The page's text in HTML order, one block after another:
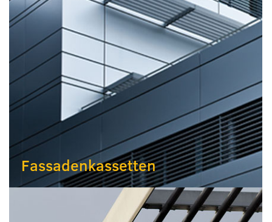
Fassadenkassetten